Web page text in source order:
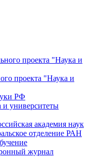
проекта "Наука и
РФ
и университеты
академия наук
отделение РАН
журнал